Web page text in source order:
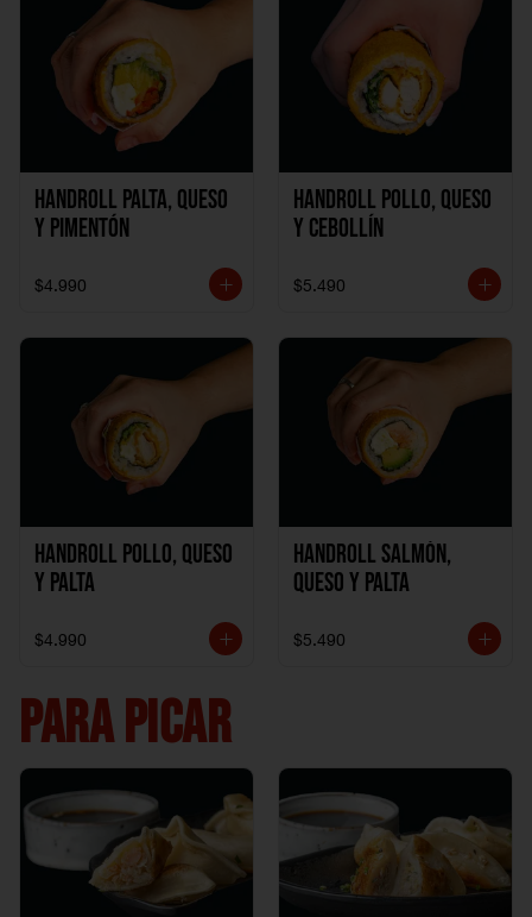
Handroll Palta, Queso
y Pimentón
$4.990
Handroll Pollo, Queso
y Cebollín
$5.490
Handroll Pollo, Queso
y Palta
$4.990
Handroll Salmón,
Queso y Palta
$5.490
PARA PICAR